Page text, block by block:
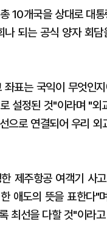
10개국을 상대로 대
되는 공식 양자 회
표는 국익이 무엇인
설정된 것"이라며 "
으로 연결되어 우리
제주항공 여객기 사
애도의 뜻을 표한다"
최선을 다할 것"이라